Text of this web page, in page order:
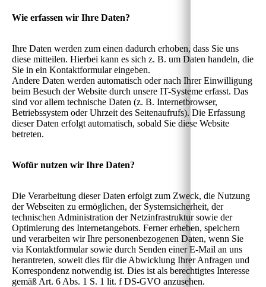
Wie erfassen wir Ihre Daten?
Ihre Daten werden zum einen dadurch erhoben, dass Sie uns
diese mitteilen. Hierbei kann es sich z. B. um Daten handeln, die
Sie in ein Kontaktformular eingeben.
Andere Daten werden automatisch oder nach Ihrer Einwilligung
beim Besuch der Website durch unsere IT-Systeme erfasst. Das
sind vor allem technische Daten (z. B. Internetbrowser,
Betriebssystem oder Uhrzeit des Seitenaufrufs). Die Erfassung
dieser Daten erfolgt automatisch, sobald Sie diese Website
betreten.
Wofür nutzen wir Ihre Daten?
Die Verarbeitung dieser Daten erfolgt zum Zweck, die Nutzung
der Webseiten zu ermöglichen, der Systemsicherheit, der
technischen Administration der Netzinfrastruktur sowie der
Optimierung des Internetangebots. Ferner erheben, speichern
und verarbeiten wir Ihre personenbezogenen Daten, wenn Sie
via Kontaktformular sowie durch Senden einer E-Mail an uns
herantreten, soweit dies für die Abwicklung Ihrer Anfragen und
Korrespondenz notwendig ist. Dies ist als berechtigtes Interesse
gemäß Art. 6 Abs. 1 S. 1 lit. f DS-GVO anzusehen.